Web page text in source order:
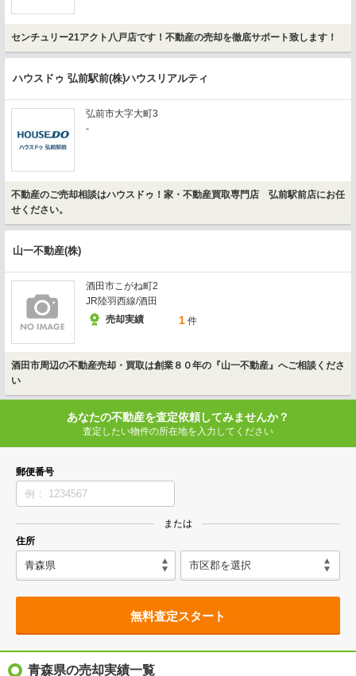
センチュリー21アクト八戸店です！不動産の売却を徹底サポート致します！
ハウスドゥ 弘前駅前(株)ハウスリアルティ
弘前市大字大町3
-
不動産のご売却相談はハウスドゥ！家・不動産買取専門店 弘前駅前店にお任
せください。
山一不動産(株)
酒田市こがね町2
JR陸羽西線/酒田
売却実績
1 件
酒田市周辺の不動産売却・買取は創業８０年の『山一不動産』へご相談くださ
い
あなたの不動産を査定依頼してみませんか？
査定したい物件の所在地を入力してください
郵便番号
または
住所
無料査定スタート
青森県の売却実績一覧